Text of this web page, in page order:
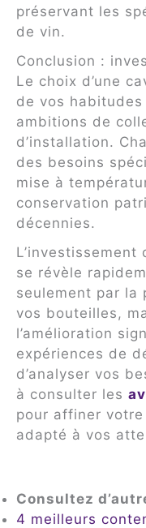
préservant les
de vin.
Conclusion :
Le choix d’une
de vos
ambitions de
d’installation.
des besoins
mise à
conservation
décennies.
se révèle
seulement par la
vos bouteilles,
l’amélioration
expériences de
d’analyser vos
à consulter les
pour affiner
adapté à vos
Consultez
4 meilleurs